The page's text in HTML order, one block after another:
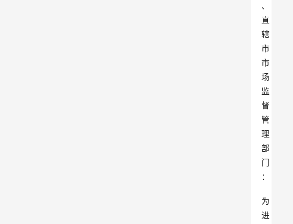
、
直
辖
市
市
场
监
督
管
理
部
门
：
为
进